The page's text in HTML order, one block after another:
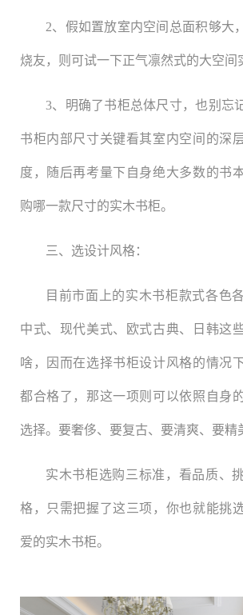
2、假如置放室内空间总面积够大
烧友，则可试一下正气凛然式的大空间
3、明确了书柜总体尺寸，也别忘
书柜内部尺寸关键看其室内空间的深
度，随后再考量下自身绝大多数的书
购哪一款尺寸的实木书柜。
三、选设计风格：
目前市面上的实木书柜款式各色
中式、现代美式、欧式古典、日韩这
啥，因而在选择书柜设计风格的情况
都合格了，那这一项则可以依照自身
选择。要奢侈、要复古、要清爽、要精
实木书柜选购三标准，看品质、
格，只需把握了这三项，你也就能挑
爱的实木书柜。